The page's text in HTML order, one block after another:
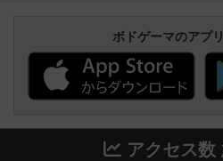
ボドゲーマのアプ
アクセス数